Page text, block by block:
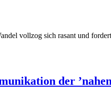
vollzog sich rasant und
der